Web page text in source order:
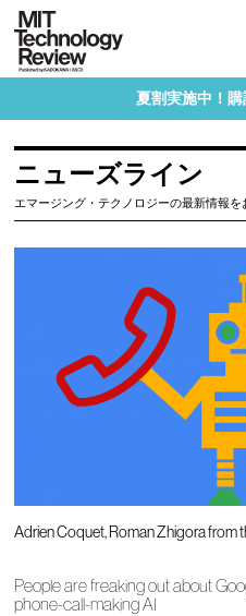
夏割実施中！購
ニューズライン
エマージング・テクノロジーの最新情報を
Adrien Coquet, Roman Zhigora from
People are freaking out about
phone-call-making AI